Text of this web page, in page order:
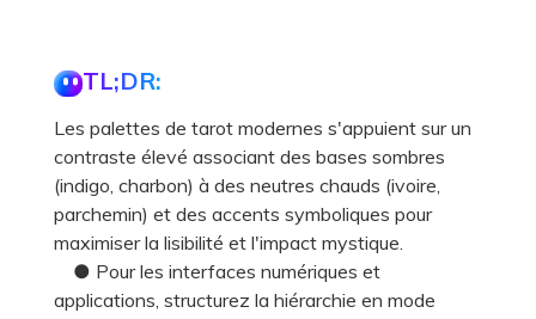
TL;DR:
Les palettes de tarot modernes s'appuient sur un
contraste élevé associant des bases sombres
(indigo, charbon) à des neutres chauds (ivoire,
parchemin) et des accents symboliques pour
maximiser la lisibilité et l'impact mystique.
● Pour les interfaces numériques et
applications, structurez la hiérarchie en mode